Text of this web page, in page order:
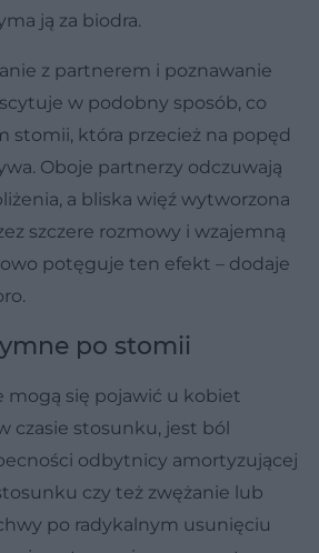
ją za biodra.
z partnerem i poznawanie
w podobny sposób, co
stomii, która przecież na popęd
Oboje partnerzy odczuwają
a bliska więź wytworzona
szczere rozmowy i wzajemną
potęguje ten efekt – dodaje
po stomii
mogą się pojawić u kobiet
czasie stosunku, jest ból
odbytnicy amortyzującej
czy też zwężanie lub
po radykalnym usunięciu